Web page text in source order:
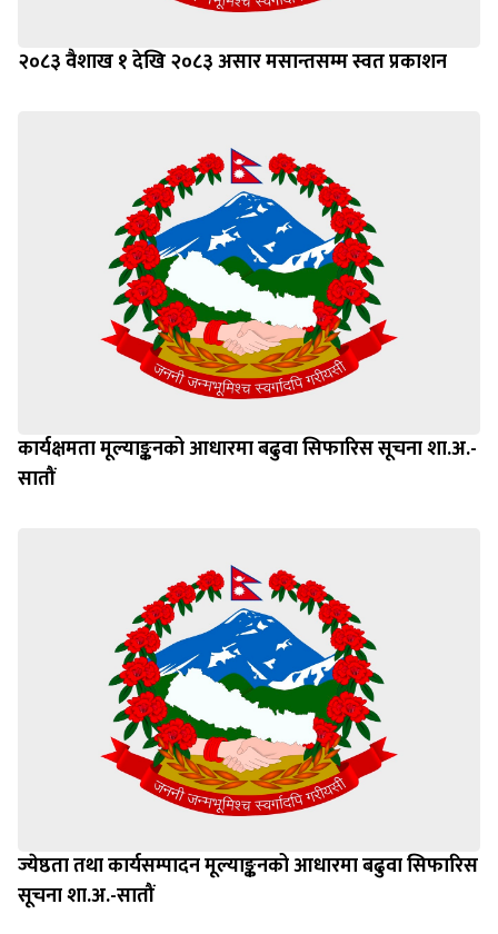
२०८३ वैशाख १ देखि २०८३ असार मसान्तसम्म स्वत प्रकाशन
कार्यक्षमता मूल्याङ्कनको आधारमा बढुवा सिफारिस सूचना शा.अ.-
सातौं
ज्येष्ठता तथा कार्यसम्पादन मूल्याङ्कनको आधारमा बढुवा सिफारिस
सूचना शा.अ.-सातौं